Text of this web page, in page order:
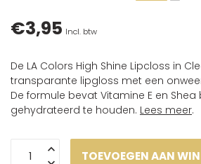
€3,95 Incl. btw
De LA Colors High Shine Lipcloss in
transparante lipgloss met een
De formule bevat Vitamine E en
gehydrateerd te houden. Lees meer.
TOEVOEGEN AAN